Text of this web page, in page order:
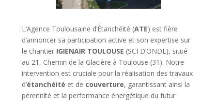
L’Agence Toulousaine d’Étanchéité (ATE) est fière
d’annoncer sa participation active et son expertise sur
le chantier IGIENAIR TOULOUSE (SCI D’ONDE), situé
au 21, Chemin de la Glacière à Toulouse (31). Notre
intervention est cruciale pour la réalisation des travaux
d’étanchéité et de couverture, garantissant ainsi la
pérennité et la performance énergétique du futur